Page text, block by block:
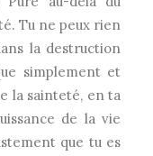
Tu ne peux rien
la destruction
simplement et
la sainteté, en ta
de la vie
que tu es